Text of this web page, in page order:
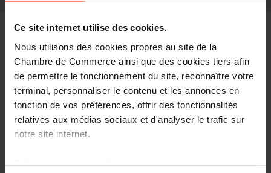
Ce site internet utilise des cookies.
Nous utilisons des cookies propres au site de la
Chambre de Commerce ainsi que des cookies tiers afin
de permettre le fonctionnement du site, reconnaître votre
terminal, personnaliser le contenu et les annonces en
fonction de vos préférences, offrir des fonctionnalités
relatives aux médias sociaux et d'analyser le trafic sur
notre site internet.
Partager cet article